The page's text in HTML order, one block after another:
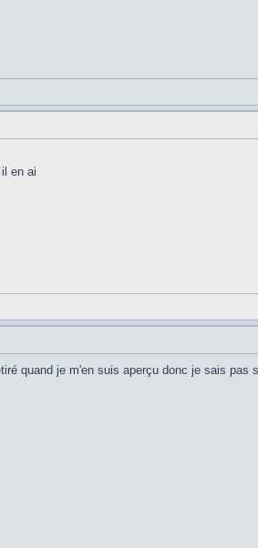
en ai
quand je m'en suis aperçu donc je sais